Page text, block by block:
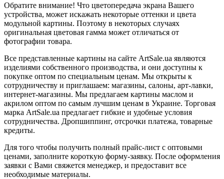
Обратите внимание! Что цветопередача экрана Вашего
устройства, может искажать некоторые оттенки и цвета
модульной картины. Поэтому в некоторых случаях
оригинальная цветовая гамма может отличаться от
фотографии товара.
Все представленные картины на сайте ArtSale.ua являются
изделиями собственного производства, и они доступны к
покупке оптом по специальным ценам. Мы открыты к
сотрудничеству и приглашаем: магазины, салоны, арт-лавки,
интернет-магазины. Мы предлагаем картины маслом и
акрилом оптом по самым лучшим ценам в Украине. Торговая
марка ArtSale.ua предлагает гибкие и удобные условия
сотрудничества. Дропшиппинг, отсрочки платежа, товарные
кредиты.
Для того чтобы получить полный прайс-лист с оптовыми
ценами, заполните короткую форму-заявку. После оформления
заявки с Вами свяжется менеджер, и предоставит все
необходимые материалы.